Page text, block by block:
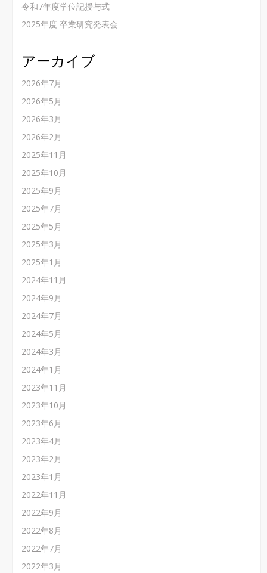
令和7年度学位記授与式
2025年度 卒業研究発表会
アーカイブ
2026年7月
2026年5月
2026年3月
2026年2月
2025年11月
2025年10月
2025年9月
2025年7月
2025年5月
2025年3月
2025年1月
2024年11月
2024年9月
2024年7月
2024年5月
2024年3月
2024年1月
2023年11月
2023年10月
2023年6月
2023年4月
2023年2月
2023年1月
2022年11月
2022年9月
2022年8月
2022年7月
2022年3月